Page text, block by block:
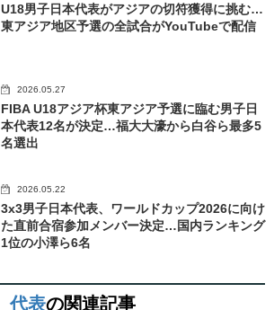
U18男子日本代表がアジアの切符獲得に挑む…
東アジア地区予選の全試合がYouTubeで配信
2026.05.27
FIBA U18アジア杯東アジア予選に臨む男子日
本代表12名が決定…福大大濠から白谷ら最多5
名選出
2026.05.22
3x3男子日本代表、ワールドカップ2026に向け
た直前合宿参加メンバー決定…国内ランキング
1位の小澤ら6名
代表の関連記事